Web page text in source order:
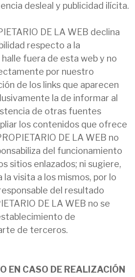
desleal y publicidad ilícita.
DE LA WEB declina
respecto a la
fuera de esta web y no
por nuestro
de los links que aparecen
la de informar al
de otras fuentes
los contenidos que ofrece
DE LA WEB no
del funcionamiento
sitios enlazados; ni sugiere,
visita a los mismos, por lo
del resultado
DE LA WEB no se
de
de terceros.
EN CASO DE REALIZACIÓN